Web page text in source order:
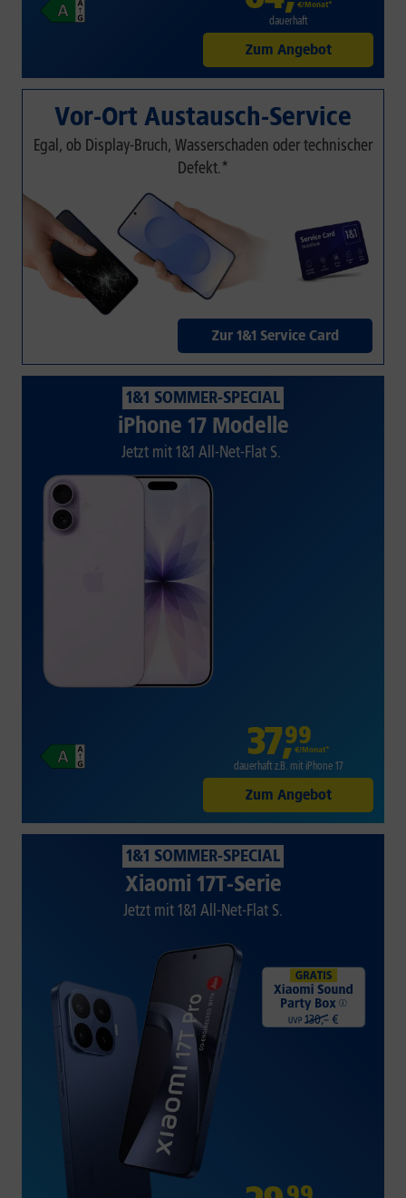
€/Monat*
dauerhaft
Zum Angebot
Vor-Ort Austausch-Service
Egal, ob Display-Bruch, Wasserschaden oder technischer
Defekt.*
Zur 1&1 Service Card
1&1 SOMMER-SPECIAL
iPhone 17 Modelle
Jetzt mit 1&1 All-Net-Flat S.
37,99
€/Monat*
dauerhaft z.B. mit iPhone 17
Zum Angebot
1&1 SOMMER-SPECIAL
Xiaomi 17T-Serie
Jetzt mit 1&1 All-Net-Flat S.